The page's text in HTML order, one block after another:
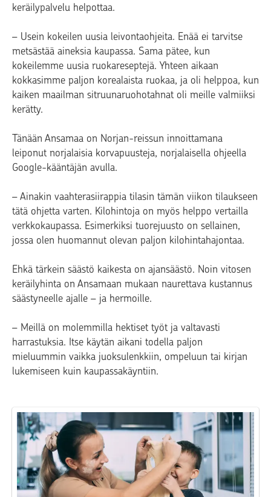
keräilypalvelu helpottaa.
– Usein kokeilen uusia leivontaohjeita. Enää ei tarvitse
metsästää aineksia kaupassa. Sama pätee, kun
kokeilemme uusia ruokareseptejä. Yhteen aikaan
kokkasimme paljon korealaista ruokaa, ja oli helppoa, kun
kaiken maailman sitruunaruohotahnat oli meille valmiiksi
kerätty.
Tänään Ansamaa on Norjan-reissun innoittamana
leiponut norjalaisia korvapuusteja, norjalaisella ohjeella
Google-kääntäjän avulla.
– Ainakin vaahterasiirappia tilasin tämän viikon tilaukseen
tätä ohjetta varten. Kilohintoja on myös helppo vertailla
verkkokaupassa. Esimerkiksi tuorejuusto on sellainen,
jossa olen huomannut olevan paljon kilohintahajontaa.
Ehkä tärkein säästö kaikesta on ajansäästö. Noin vitosen
keräilyhinta on Ansamaan mukaan naurettava kustannus
säästyneelle ajalle – ja hermoille.
– Meillä on molemmilla hektiset työt ja valtavasti
harrastuksia. Itse käytän aikani todella paljon
mieluummin vaikka juoksulenkkiin, ompeluun tai kirjan
lukemiseen kuin kaupassakäyntiin.